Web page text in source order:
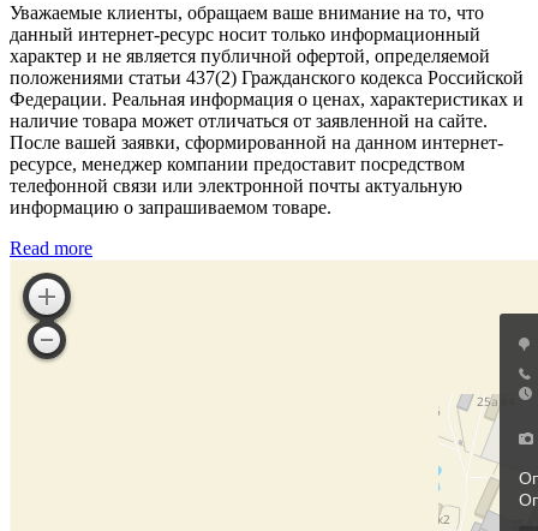
Уважаемые клиенты, обращаем ваше внимание на то, что
данный интернет-ресурс носит только информационный
характер и не является публичной офертой, определяемой
положениями статьи 437(2) Гражданского кодекса Российской
Федерации. Реальная информация о ценах, характеристиках и
наличие товара может отличаться от заявленной на сайте.
После вашей заявки, сформированной на данном интернет-
ресурсе, менеджер компании предоставит посредством
телефонной связи или электронной почты актуальную
информацию о запрашиваемом товаре.
Read more